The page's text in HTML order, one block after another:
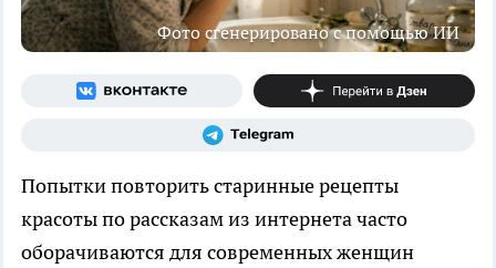
Фото сгенерировано с помощью ИИ
Попытки повторить старинные рецепты
красоты по рассказам из интернета часто
оборачиваются для современных женщин